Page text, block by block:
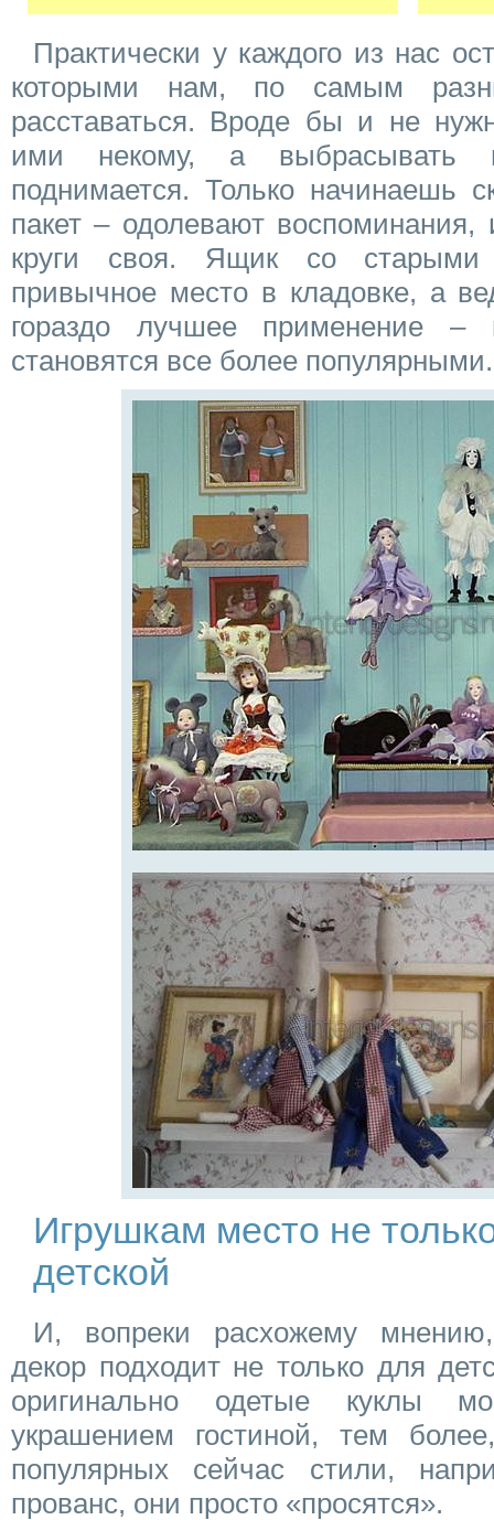
Практически у каждого из нас
которыми нам, по самым
расставаться. Вроде бы и не
ими некому, а выбрасывать
поднимается. Только начинаешь
пакет – одолевают
круги своя. Ящик со старыми
привычное место в кладовке, а
гораздо лучшее применение –
становятся все более популярными.
Игрушкам место не
детской
И, вопреки расхожему
декор подходит не только для
оригинально одетые куклы
украшением гостиной, тем
популярных сейчас стили,
прованс, они просто «просятся».